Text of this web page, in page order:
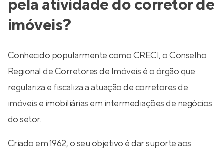
pela atividade do corretor de
imóveis?
Conhecido popularmente como CRECI, o Conselho
Regional de Corretores de Imóveis é o órgão que
regulariza e fiscaliza a atuação de corretores de
imóveis e imobiliárias em intermediações de negócios
do setor.
Criado em 1962, o seu objetivo é dar suporte aos